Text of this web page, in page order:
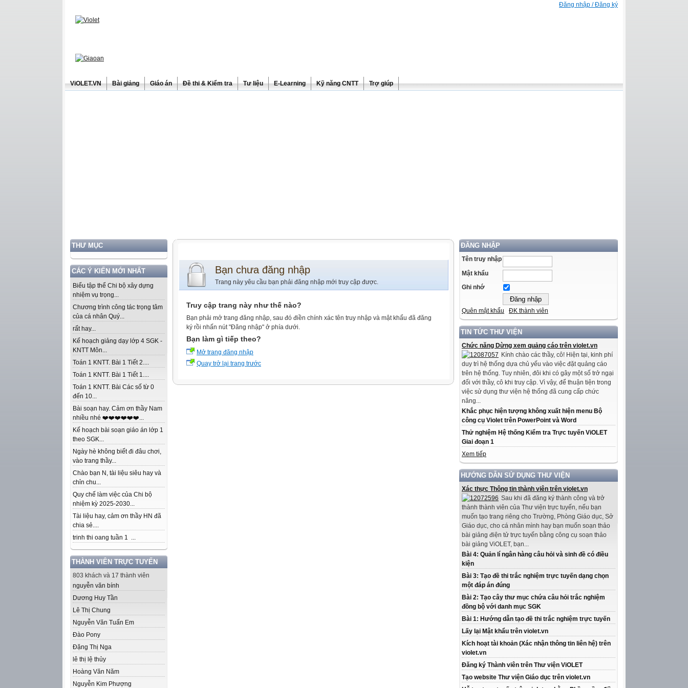
Đăng nhập / Đăng ký
ViOLET.VN Bài giảng Giáo án Đề thi & Kiểm tra Tư liệu E-Learning Kỹ năng CNTT Trợ giúp
THƯ MỤC
CÁC Ý KIẾN MỚI NHẤT
Biểu tập thể Chi bộ xây dựng
nhiệm vụ trọng...
Chương trình công tác trọng tâm
của cá nhân Quý...
rất hay...
Kế hoạch giảng dạy lớp 4 SGK -
KNTT Môn...
Toán 1 KNTT. Bài 1 Tiết 2....
Toán 1 KNTT. Bài 1 Tiết 1....
Toán 1 KNTT. Bài Các số từ 0
đến 10...
Bài soạn hay. Cảm ơn thầy Nam
nhiều nhé ❤️❤️❤️❤️❤️❤️...
Kế hoạch bài soạn giáo án lớp 1
theo SGK...
Ngày hè không biết đi đâu chơi,
vào trang thầy...
Chào bạn N, tài liệu siêu hay và
chỉn chu...
Quy chế làm việc của Chi bộ
nhiệm kỳ 2025-2030...
Tài liệu hay, cảm ơn thầy HN đã
chia sẻ....
trinh thi oang tuần 1 ...
THÀNH VIÊN TRỰC TUYẾN
803 khách và 17 thành viên
nguyễn văn bính
Dương Huy Tần
Lê Thị Chung
Nguyễn Văn Tuấn Em
Đào Pony
Đặng Thị Nga
lê thị lệ thủy
Hoàng Văn Năm
Nguyễn Kim Phượng
ĐĂNG NHẬP
Tên truy nhập
Mật khẩu
Ghi nhớ
Quên mật khẩu ĐK thành viên
TIN TỨC THƯ VIỆN
Chức năng Dừng xem quảng cáo trên violet.vn
Kính chào các thầy, cô! Hiện tại, kinh phí
duy trì hệ thống dựa chủ yếu vào việc đặt quảng cáo
trên hệ thống. Tuy nhiên, đôi khi có gây một số trở ngại
đối với thầy, cô khi truy cập. Vì vậy, để thuận tiện trong
việc sử dụng thư viện hệ thống đã cung cấp chức
năng...
Khắc phục hiện tượng không xuất hiện menu Bộ
công cụ Violet trên PowerPoint và Word
Thử nghiệm Hệ thống Kiểm tra Trực tuyến ViOLET
Giai đoạn 1
Xem tiếp
HƯỚNG DẪN SỬ DỤNG THƯ VIỆN
Xác thực Thông tin thành viên trên violet.vn
Sau khi đã đăng ký thành công và trở
thành thành viên của Thư viện trực tuyến, nếu bạn
muốn tạo trang riêng cho Trường, Phòng Giáo dục, Sở
Giáo dục, cho cá nhân mình hay bạn muốn soạn thảo
bài giảng điện tử trực tuyến bằng công cụ soạn thảo
bài giảng ViOLET, bạn...
Bài 4: Quản lí ngân hàng câu hỏi và sinh đề có điều
kiện
Bài 3: Tạo đề thi trắc nghiệm trực tuyến dạng chọn
một đáp án đúng
Bài 2: Tạo cây thư mục chứa câu hỏi trắc nghiệm
đồng bộ với danh mục SGK
Bài 1: Hướng dẫn tạo đề thi trắc nghiệm trực tuyến
Lấy lại Mật khẩu trên violet.vn
Kích hoạt tài khoản (Xác nhận thông tin liên hệ) trên
violet.vn
Đăng ký Thành viên trên Thư viện ViOLET
Tạo website Thư viện Giáo dục trên violet.vn
Bạn chưa đăng nhập
Trang này yêu cầu bạn phải đăng nhập mới truy cập được.
Truy cập trang này như thế nào?
Bạn phải mở trang đăng nhập, sau đó điền chính xác tên truy nhập và mật khẩu đã đăng
ký rồi nhấn nút "Đăng nhập" ở phía dưới.
Bạn làm gì tiếp theo?
Mở trang đăng nhập
Quay trở lại trang trước